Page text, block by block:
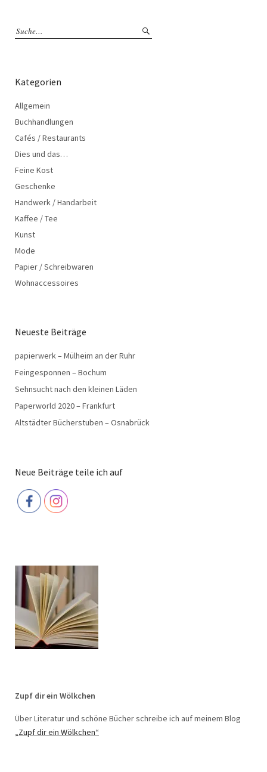
Kategorien
Allgemein
Buchhandlungen
Cafés / Restaurants
Dies und das…
Feine Kost
Geschenke
Handwerk / Handarbeit
Kaffee / Tee
Kunst
Mode
Papier / Schreibwaren
Wohnaccessoires
Neueste Beiträge
papierwerk – Mülheim an der Ruhr
Feingesponnen – Bochum
Sehnsucht nach den kleinen Läden
Paperworld 2020 – Frankfurt
Altstädter Bücherstuben – Osnabrück
Neue Beiträge teile ich auf
Zupf dir ein Wölkchen
Über Literatur und schöne Bücher schreibe ich auf meinem Blog
„Zupf dir ein Wölkchen“